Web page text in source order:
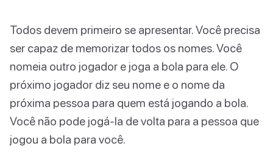
Todos devem primeiro se apresentar. Você precisa
ser capaz de memorizar todos os nomes. Você
nomeia outro jogador e joga a bola para ele. O
próximo jogador diz seu nome e o nome da
próxima pessoa para quem está jogando a bola.
Você não pode jogá-la de volta para a pessoa que
jogou a bola para você.